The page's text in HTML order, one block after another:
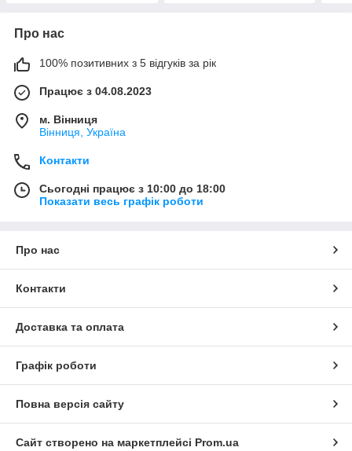
Про нас
100% позитивних з 5 відгуків за рік
Працює з 04.08.2023
м. Вінниця
Вінниця, Україна
Контакти
Сьогодні працює з 10:00 до 18:00
Показати весь графік роботи
Про нас
Контакти
Доставка та оплата
Графік роботи
Повна версія сайту
Сайт створено на маркетплейсі Prom.ua